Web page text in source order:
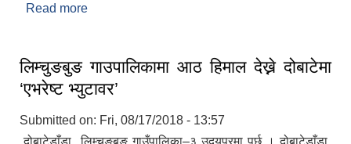
Read more
लिम्चुङबुङ गाउपालिकामा आठ हिमाल देख्ने दोबाटेमा
‘एभरेष्ट भ्युटावर’
Submitted on: Fri, 08/17/2018 - 13:57